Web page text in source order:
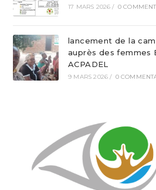
17 MARS 2026 / 0
lancement de la
auprès des femmes
ACPADEL
9 MARS 2026 / 0